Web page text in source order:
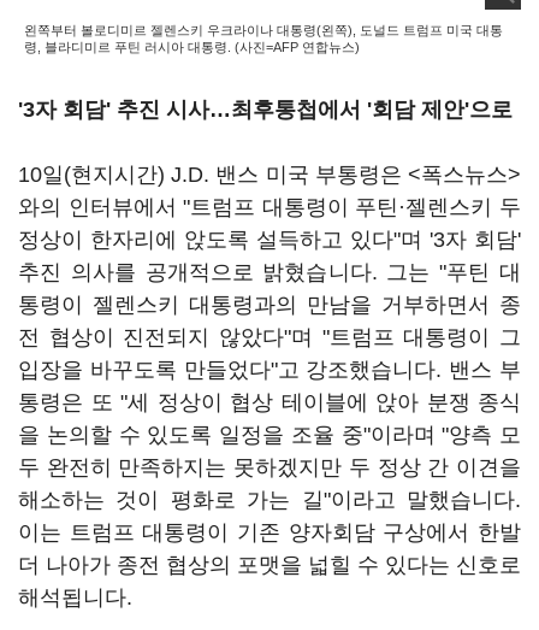
왼쪽부터 볼로디미르 젤렌스키 우크라이나 대통령(왼쪽), 도널드 트럼프 미국 대통
령, 블라디미르 푸틴 러시아 대통령. (사진=AFP 연합뉴스)
'3자 회담' 추진 시사…최후통첩에서 '회담 제안'으로
10일(현지시간) J.D. 밴스 미국 부통령은 <폭스뉴스>
와의 인터뷰에서 "트럼프 대통령이 푸틴·젤렌스키 두
정상이 한자리에 앉도록 설득하고 있다"며 '3자 회담'
추진 의사를 공개적으로 밝혔습니다. 그는 "푸틴 대
통령이 젤렌스키 대통령과의 만남을 거부하면서 종
전 협상이 진전되지 않았다"며 "트럼프 대통령이 그
입장을 바꾸도록 만들었다"고 강조했습니다. 밴스 부
통령은 또 "세 정상이 협상 테이블에 앉아 분쟁 종식
을 논의할 수 있도록 일정을 조율 중"이라며 "양측 모
두 완전히 만족하지는 못하겠지만 두 정상 간 이견을
해소하는 것이 평화로 가는 길"이라고 말했습니다.
이는 트럼프 대통령이 기존 양자회담 구상에서 한발
더 나아가 종전 협상의 포맷을 넓힐 수 있다는 신호로
해석됩니다.